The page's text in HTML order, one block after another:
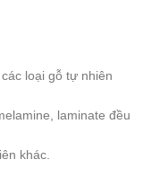
loại gỗ tự nhiên
laminate đều
khác.